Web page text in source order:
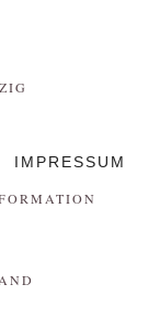
IMPRESSUM